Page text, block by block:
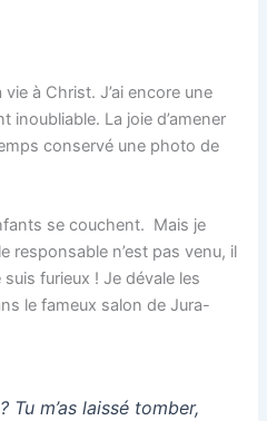
à Christ. J’ai encore une
inoubliable. La joie d’amener
conservé une photo de
se couchent. Mais je
responsable n’est pas venu, il
suis furieux ! Je dévale les
le fameux salon de Jura-
Tu m’as laissé tomber,